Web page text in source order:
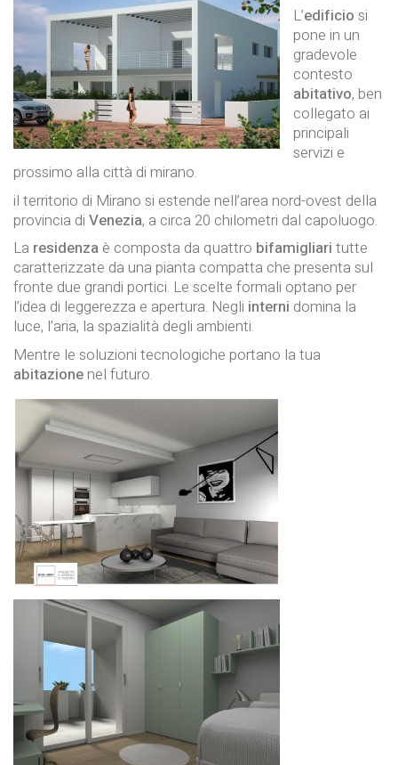
L’edificio si
pone in un
gradevole
contesto
abitativo, ben
collegato ai
principali
servizi e
prossimo alla città di mirano.
il territorio di Mirano si estende nell’area nord-ovest della
provincia di Venezia, a circa 20 chilometri dal capoluogo.
La residenza è composta da quattro bifamigliari tutte
caratterizzate da una pianta compatta che presenta sul
fronte due grandi portici. Le scelte formali optano per
l’idea di leggerezza e apertura. Negli interni domina la
luce, l’aria, la spazialità degli ambienti.
Mentre le soluzioni tecnologiche portano la tua
abitazione nel futuro.